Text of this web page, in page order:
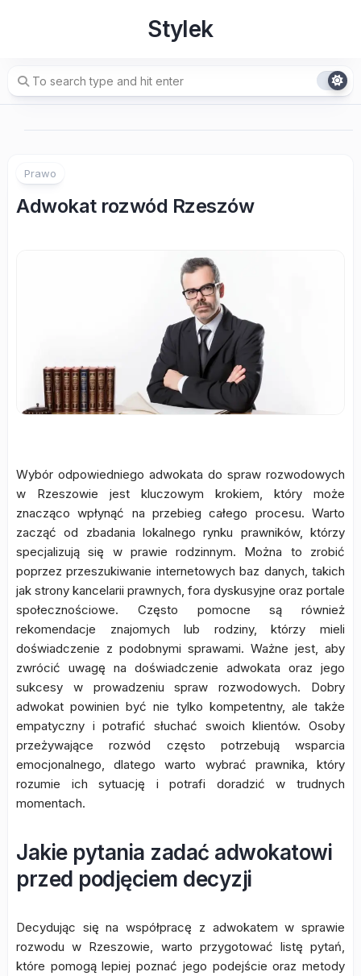
Stylek
Prawo
Adwokat rozwód Rzeszów
Wybór odpowiedniego adwokata do spraw rozwodowych
w Rzeszowie jest kluczowym krokiem, który może
znacząco wpłynąć na przebieg całego procesu. Warto
zacząć od zbadania lokalnego rynku prawników, którzy
specjalizują się w prawie rodzinnym. Można to zrobić
poprzez przeszukiwanie internetowych baz danych, takich
jak strony kancelarii prawnych, fora dyskusyjne oraz portale
społecznościowe. Często pomocne są również
rekomendacje znajomych lub rodziny, którzy mieli
doświadczenie z podobnymi sprawami. Ważne jest, aby
zwrócić uwagę na doświadczenie adwokata oraz jego
sukcesy w prowadzeniu spraw rozwodowych. Dobry
adwokat powinien być nie tylko kompetentny, ale także
empatyczny i potrafić słuchać swoich klientów. Osoby
przeżywające rozwód często potrzebują wsparcia
emocjonalnego, dlatego warto wybrać prawnika, który
rozumie ich sytuację i potrafi doradzić w trudnych
momentach.
Jakie pytania zadać adwokatowi
przed podjęciem decyzji
Decydując się na współpracę z adwokatem w sprawie
rozwodu w Rzeszowie, warto przygotować listę pytań,
które pomogą lepiej poznać jego podejście oraz metody